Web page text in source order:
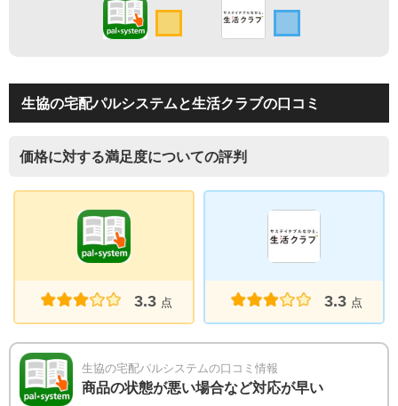
生協の宅配パルシステムと生活クラブの口コミ
価格に対する満足度についての評判
3.3 点 3.3 点
生協の宅配パルシステムの口コミ情報
商品の状態が悪い場合など対応が早い